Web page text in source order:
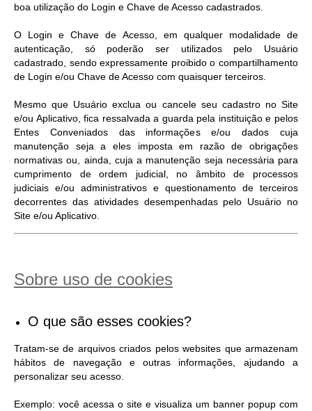
boa utilização do Login e Chave de Acesso cadastrados.
O Login e Chave de Acesso, em qualquer modalidade de
autenticação, só poderão ser utilizados pelo Usuário
cadastrado, sendo expressamente proibido o compartilhamento
de Login e/ou Chave de Acesso com quaisquer terceiros.
Mesmo que Usuário exclua ou cancele seu cadastro no Site
e/ou Aplicativo, fica ressalvada a guarda pela instituição e pelos
Entes Conveniados das informações e/ou dados cuja
manutenção seja a eles imposta em razão de obrigações
normativas ou, ainda, cuja a manutenção seja necessária para
cumprimento de ordem judicial, no âmbito de processos
judiciais e/ou administrativos e questionamento de terceiros
decorrentes das atividades desempenhadas pelo Usuário no
Site e/ou Aplicativo.
Sobre uso de cookies
O que são esses cookies?
Tratam-se de arquivos criados pelos websites que armazenam
hábitos de navegação e outras informações, ajudando a
personalizar seu acesso.
Exemplo: você acessa o site e visualiza um banner popup com